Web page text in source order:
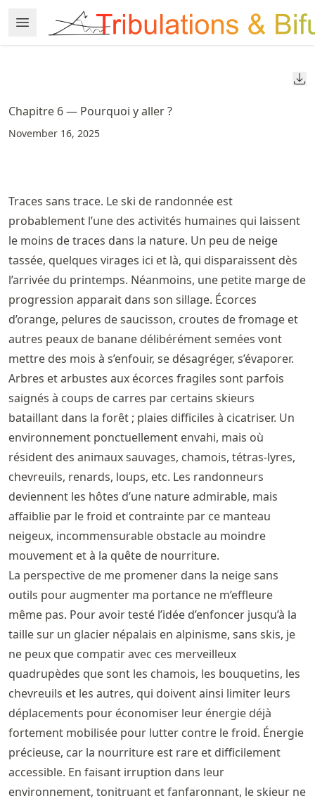
to
article
to
article
content
Open Menu
Made with MyST
Chapitre 6 — Pourquoi y aller ?
November 16, 2025
Traces sans trace. Le ski de randonnée est
probablement l’une des activités humaines qui laissent
le moins de traces dans la nature. Un peu de neige
tassée, quelques virages ici et là, qui disparaissent dès
l’arrivée du printemps. Néanmoins, une petite marge de
progression apparait dans son sillage. Écorces
d’orange, pelures de saucisson, croutes de fromage et
autres peaux de banane délibérément semées vont
mettre des mois à s’enfouir, se désagréger, s’évaporer.
Arbres et arbustes aux écorces fragiles sont parfois
saignés à coups de carres par certains skieurs
bataillant dans la forêt ; plaies difficiles à cicatriser. Un
environnement ponctuellement envahi, mais où
résident des animaux sauvages, chamois, tétras-lyres,
chevreuils, renards, loups, etc. Les randonneurs
deviennent les hôtes d’une nature admirable, mais
affaiblie par le froid et contrainte par ce manteau
neigeux, incommensurable obstacle au moindre
mouvement et à la quête de nourriture.
La perspective de me promener dans la neige sans
outils pour augmenter ma portance ne m’effleure
même pas. Pour avoir testé l’idée d’enfoncer jusqu’à la
taille sur un glacier népalais en alpinisme, sans skis, je
ne peux que compatir avec ces merveilleux
quadrupèdes que sont les chamois, les bouquetins, les
chevreuils et les autres, qui doivent ainsi limiter leurs
déplacements pour économiser leur énergie déjà
fortement mobilisée pour lutter contre le froid. Énergie
précieuse, car la nourriture est rare et difficilement
accessible. En faisant irruption dans leur
environnement, tonitruant et fanfaronnant, le skieur ne